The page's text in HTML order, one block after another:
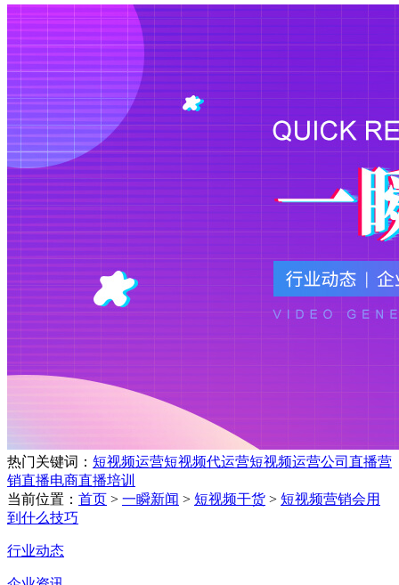
热门关键词： 短视频运营短视频代运营短视频运营公司 直播营
销直播电商直播培训
当前位置： 首页 > 一瞬新闻 > 短视频干货 > 短视频营销会用
到什么技巧
行业动态